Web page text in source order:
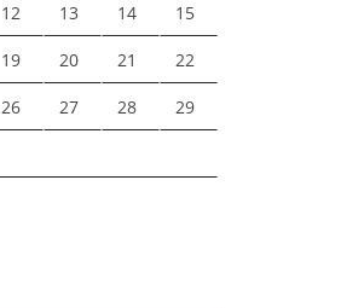
12 13 14 15
19 20 21 22
26 27 28 29